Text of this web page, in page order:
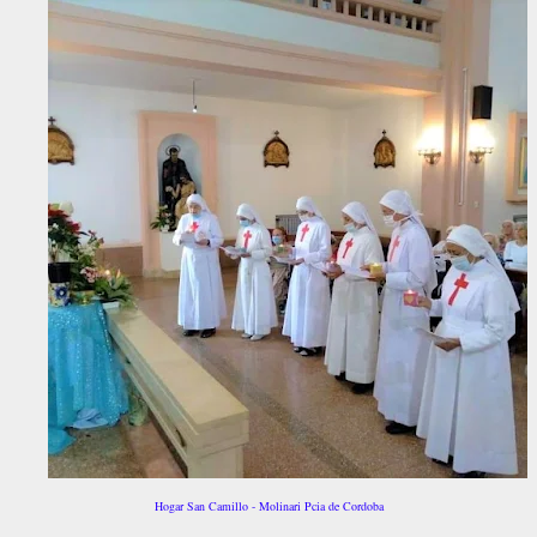
Hogar San Camillo - Molinari Pcia de Cordoba